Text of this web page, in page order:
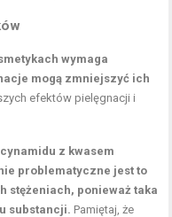
wymaga
mogą zmniejszyć ich
efektów pielęgnacji i
z kwasem
problematyczne jest to
stężeniach, ponieważ taka
substancji. Pamiętaj, że